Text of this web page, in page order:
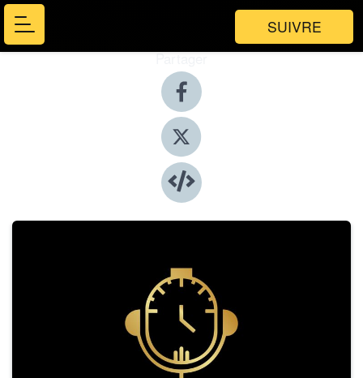
SUIVRE
Partager